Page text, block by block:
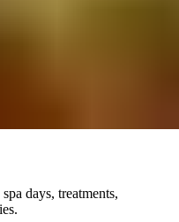
days, treatments,